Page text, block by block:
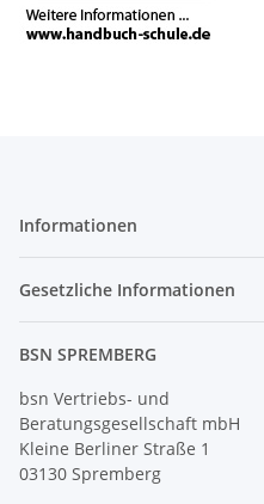
Informationen
Gesetzliche Informationen
BSN SPREMBERG
bsn Vertriebs- und
Beratungsgesellschaft mbH
Kleine Berliner Straße 1
03130 Spremberg